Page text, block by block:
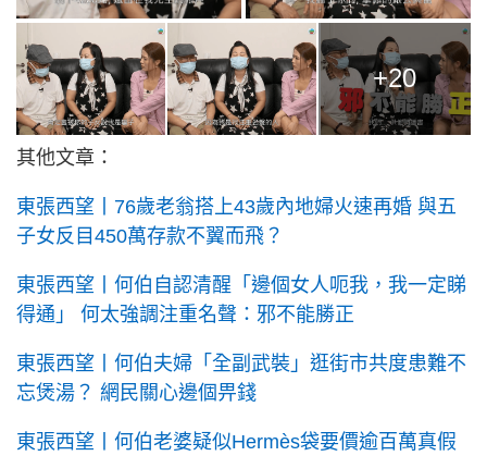
+20
其他文章：
東張西望丨76歲老翁搭上43歲內地婦火速再婚 與五
子女反目450萬存款不翼而飛？
東張西望丨何伯自認清醒「邊個女人呃我，我一定睇
得通」 何太強調注重名聲：邪不能勝正
東張西望丨何伯夫婦「全副武裝」逛街市共度患難不
忘煲湯？ 網民關心邊個畀錢
東張西望丨何伯老婆疑似Hermès袋要價逾百萬真假